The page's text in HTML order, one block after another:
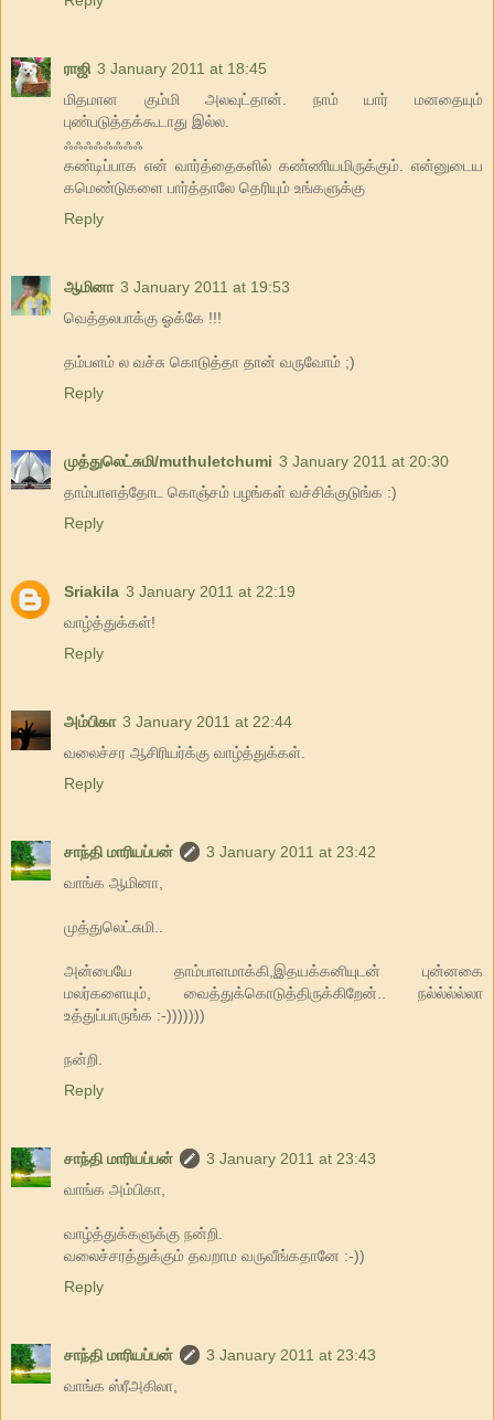
ராஜி 3 January 2011 at 18:45
மிதமான கும்மி அலவுட்தான். நாம் யார் மனதையும்
புண்படுத்தக்கூடாது இல்ல.
ஃஃஃஃஃஃஃஃ
கண்டிப்பாக என் வார்த்தைகளில் கண்ணியமிருக்கும். என்னுடைய
கமெண்டுகளை பார்த்தாலே தெரியும் உங்களுக்கு
Reply
ஆமினா 3 January 2011 at 19:53
வெத்தலபாக்கு ஓக்கே !!!
தம்பளம் ல வச்சு கொடுத்தா தான் வருவோம் ;)
Reply
முத்துலெட்சுமி/muthuletchumi 3 January 2011 at 20:30
தாம்பாளத்தோட கொஞ்சம் பழங்கள் வச்சிக்குடுங்க :)
Reply
Sriakila 3 January 2011 at 22:19
வாழ்த்துக்கள்!
Reply
அம்பிகா 3 January 2011 at 22:44
வலைச்சர ஆசிரியர்க்கு வாழ்த்துக்கள்.
Reply
சாந்தி மாரியப்பன்
3 January 2011 at 23:42
வாங்க ஆமினா,
முத்துலெட்சுமி..
அன்பையே தாம்பாளமாக்கி,இதயக்கனியுடன் புன்னகை
மலர்களையும், வைத்துக்கொடுத்திருக்கிறேன்.. நல்ல்ல்ல்லா
உத்துப்பாருங்க :-)))))))
நன்றி.
Reply
சாந்தி மாரியப்பன்
3 January 2011 at 23:43
வாங்க அம்பிகா,
வாழ்த்துக்களுக்கு நன்றி.
வலைச்சரத்துக்கும் தவறாம வருவீங்கதானே :-))
Reply
சாந்தி மாரியப்பன்
3 January 2011 at 23:43
வாங்க ஸ்ரீஅகிலா,